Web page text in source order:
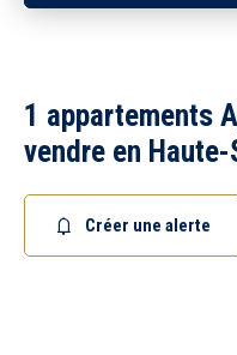
1 appartements
vendre en Haute-
Créer une alerte